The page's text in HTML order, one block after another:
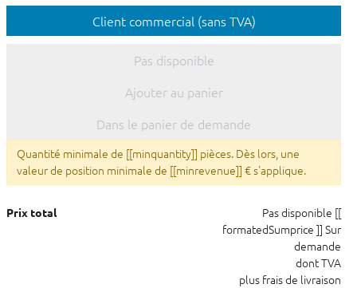
Client commercial (sans TVA)
Pas disponible
Ajouter au panier
Dans le panier de demande
Quantité minimale de [[minquantity]] pièces. Dès lors, une
valeur de position minimale de [[minrevenue]] € s'applique.
Prix total Pas disponible [[
formatedSumprice ]] Sur
demande
dont TVA
plus frais de livraison